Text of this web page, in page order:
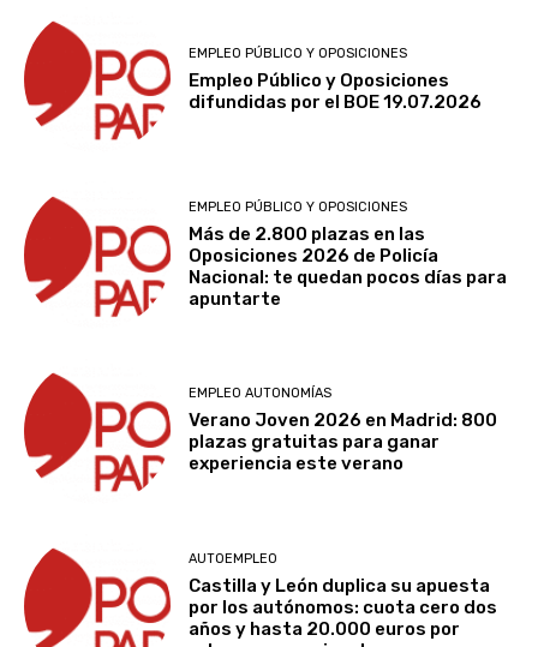
EMPLEO PÚBLICO Y OPOSICIONES
Empleo Público y Oposiciones
difundidas por el BOE 19.07.2026
EMPLEO PÚBLICO Y OPOSICIONES
Más de 2.800 plazas en las
Oposiciones 2026 de Policía
Nacional: te quedan pocos días para
apuntarte
EMPLEO AUTONOMÍAS
Verano Joven 2026 en Madrid: 800
plazas gratuitas para ganar
experiencia este verano
AUTOEMPLEO
Castilla y León duplica su apuesta
por los autónomos: cuota cero dos
años y hasta 20.000 euros por